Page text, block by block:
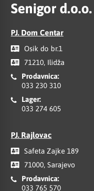
Senigor d.o.o.
PJ. Dom Centar
Osik do br.1
71210, Ilidža
Prodavnica:
033 230 310
Lager:
033 274 605
PJ. Rajlovac
Safeta Zajke 189
71000, Sarajevo
Prodavnica:
033 765 570